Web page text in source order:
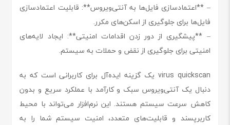
– **اعتمادسازی فایل‌ها به آنتی‌ویروس**: قابلیت اعتمادسازی
فایل‌ها برای جلوگیری از اسکن‌های مکرر.
– **پیشگیری از دور زدن اقدامات امنیتی**: ایجاد لایه‌های
امنیتی برای جلوگیری از نقض و حملات به سیستم.
virus quickscan یک گزینه ایده‌آل برای کاربرانی است که به
دنبال یک آنتی‌ویروس سبک و کارآمد با عملکرد سریع و بدون
کاهش سرعت سیستم هستند. این نرم‌افزار می‌تواند با محیط
کاربرپسند و قابلیت‌های متعدد، امنیت سیستم شما را به